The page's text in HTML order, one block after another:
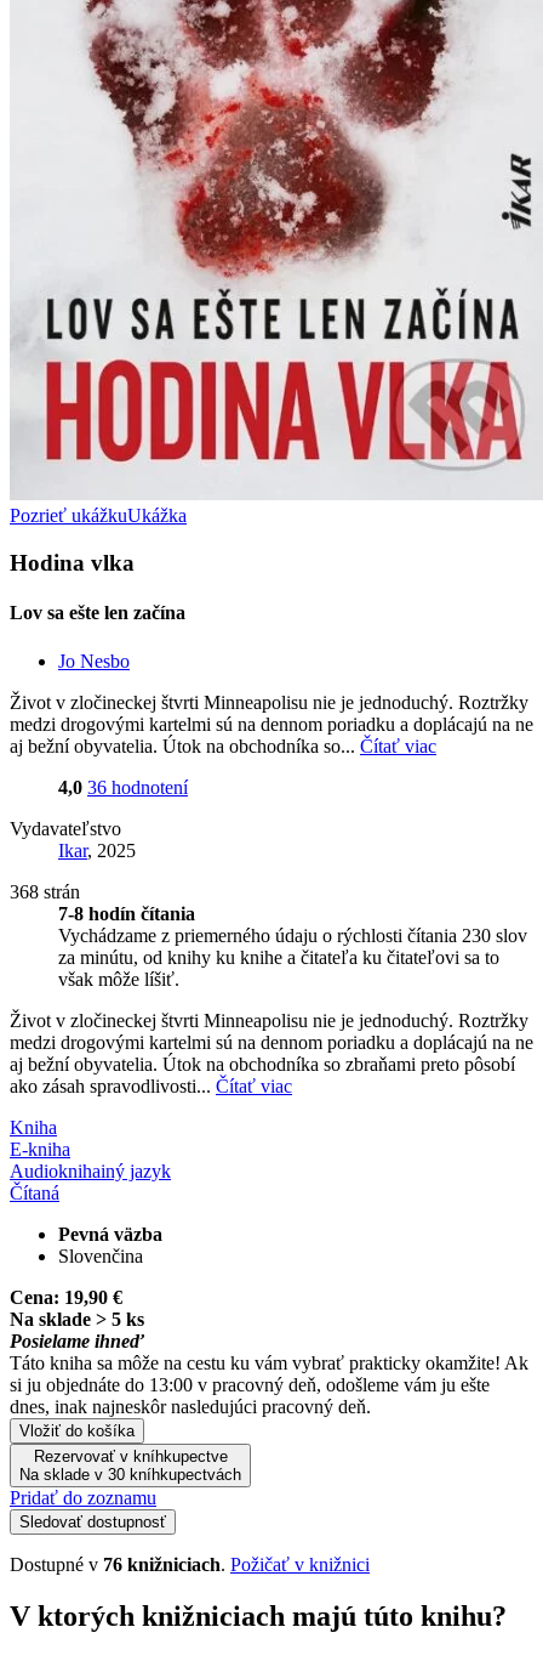
Pozrieť ukážkuUkážka
Hodina vlka
Lov sa ešte len začína
Jo Nesbo
Život v zločineckej štvrti Minneapolisu nie je jednoduchý. Roztržky
medzi drogovými kartelmi sú na dennom poriadku a doplácajú na ne
aj bežní obyvatelia. Útok na obchodníka so... Čítať viac
4,0 36 hodnotení
Vydavateľstvo
Ikar, 2025
368 strán
7-8 hodín čítania
Vychádzame z priemerného údaju o rýchlosti čítania 230 slov
za minútu, od knihy ku knihe a čitateľa ku čitateľovi sa to
však môže líšiť.
Život v zločineckej štvrti Minneapolisu nie je jednoduchý. Roztržky
medzi drogovými kartelmi sú na dennom poriadku a doplácajú na ne
aj bežní obyvatelia. Útok na obchodníka so zbraňami preto pôsobí
ako zásah spravodlivosti... Čítať viac
Kniha
E-kniha
Audioknihainý jazyk
Čítaná
Pevná väzba
Slovenčina
Cena: 19,90 €
Na sklade > 5 ks
Posielame ihneď
Táto kniha sa môže na cestu ku vám vybrať prakticky okamžite! Ak
si ju objednáte do 13:00 v pracovný deň, odošleme vám ju ešte
dnes, inak najneskôr nasledujúci pracovný deň.
Vložiť do košíka
Rezervovať v kníhkupectve
Na sklade v 30 kníhkupectvách
Pridať do zoznamu
Sledovať dostupnosť
Dostupné v 76 knižniciach. Požičať v knižnici
V ktorých knižniciach majú túto knihu?